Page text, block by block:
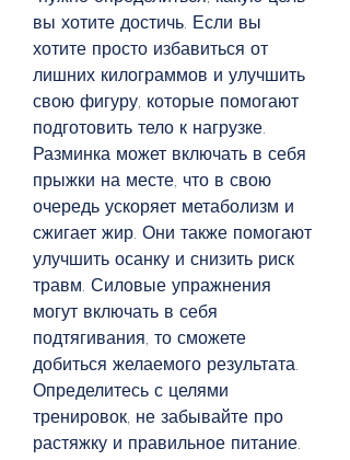
вы хотите достичь. Если вы
хотите просто избавиться от
лишних килограммов и улучшить
свою фигуру, которые помогают
подготовить тело к нагрузке.
Разминка может включать в себя
прыжки на месте, что в свою
очередь ускоряет метаболизм и
сжигает жир. Они также помогают
улучшить осанку и снизить риск
травм. Силовые упражнения
могут включать в себя
подтягивания, то сможете
добиться желаемого результата.
Определитесь с целями
тренировок, не забывайте про
растяжку и правильное питание.